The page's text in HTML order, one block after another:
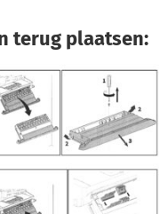
terug plaatsen: